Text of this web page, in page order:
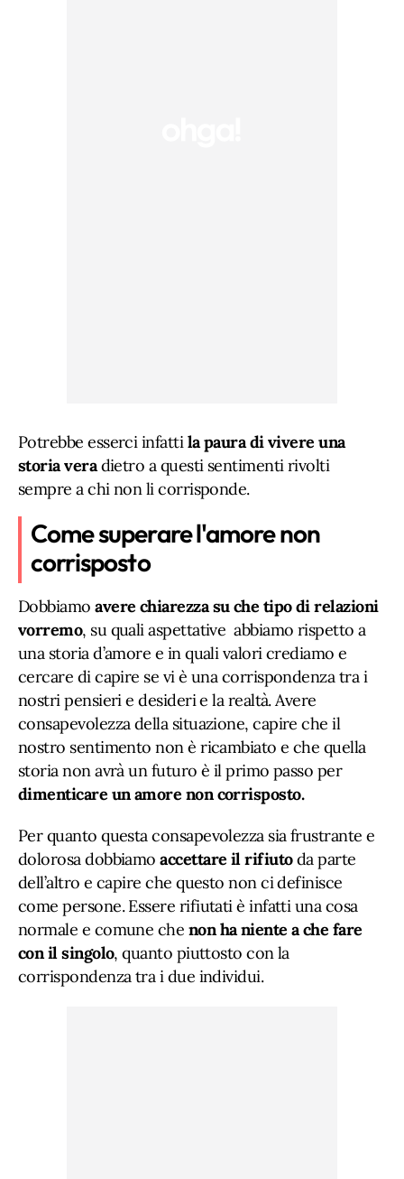
Potrebbe esserci infattila paura di vivere una
storia veradietro a questi sentimenti rivolti
sempre a chi non li corrisponde.
Come superare l'amore non
corrisposto
Dobbiamoavere chiarezza su che tipo di relazioni
vorremo, su quali aspettative abbiamo rispetto a
una storia d’amore e in quali valori crediamo e
cercare di capire se vi è una corrispondenza tra i
nostri pensieri e desideri e la realtà. Avere
consapevolezza della situazione, capire che il
nostro sentimento non è ricambiato e che quella
storia non avrà un futuro è il primo passo per
dimenticare un amore non corrisposto.
Per quanto questa consapevolezza sia frustrante e
dolorosa dobbiamoaccettare il rifiutoda parte
dell’altro e capire che questo non ci definisce
come persone. Essere rifiutati è infatti una cosa
normale e comune che non ha niente a che fare
con il singolo, quanto piuttosto con la
corrispondenza tra i due individui.